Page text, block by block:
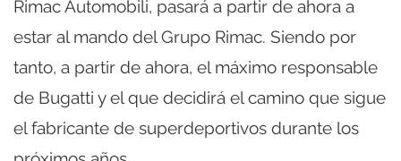
Rimac Automobili, pasará a partir de ahora a
estar al mando del Grupo Rimac. Siendo por
tanto, a partir de ahora, el máximo responsable
de Bugatti y el que decidirá el camino que sigue
el fabricante de superdeportivos durante los